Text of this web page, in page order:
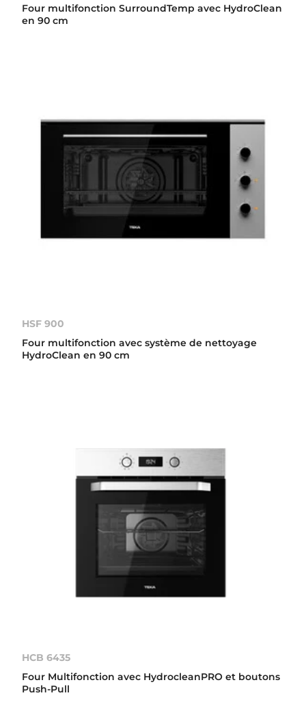
Four multifonction SurroundTemp avec HydroClean
en 90 cm
HSF 900
Four multifonction avec système de nettoyage
HydroClean en 90 cm
HCB 6435
Four Multifonction avec HydrocleanPRO et boutons
Push-Pull